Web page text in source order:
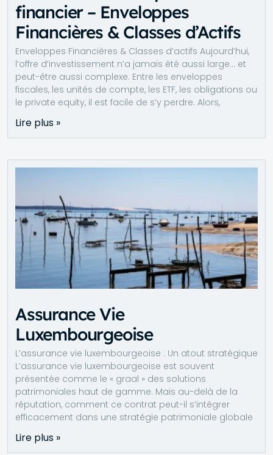
financier – Enveloppes
Financières & Classes d’Actifs
Enveloppes Financières & Classes d’actifs Aujourd’hui,
l’offre d’investissement n’a jamais été aussi large… et
peut-être aussi complexe. Entre les enveloppes
fiscales, les unités de compte, les ETF, les obligations ou
le private equity, il est facile de s’y perdre. Alors,
Lire plus »
Assurance Vie
Luxembourgeoise
L’assurance vie luxembourgeoise : Un atout stratégique
L’assurance vie luxembourgeoise est souvent
présentée comme le « graal » des solutions
patrimoniales haut de gamme. Mais au-delà de la
réputation, comment ce contrat peut-il s’intégrer
efficacement dans une stratégie patrimoniale globale
Lire plus »